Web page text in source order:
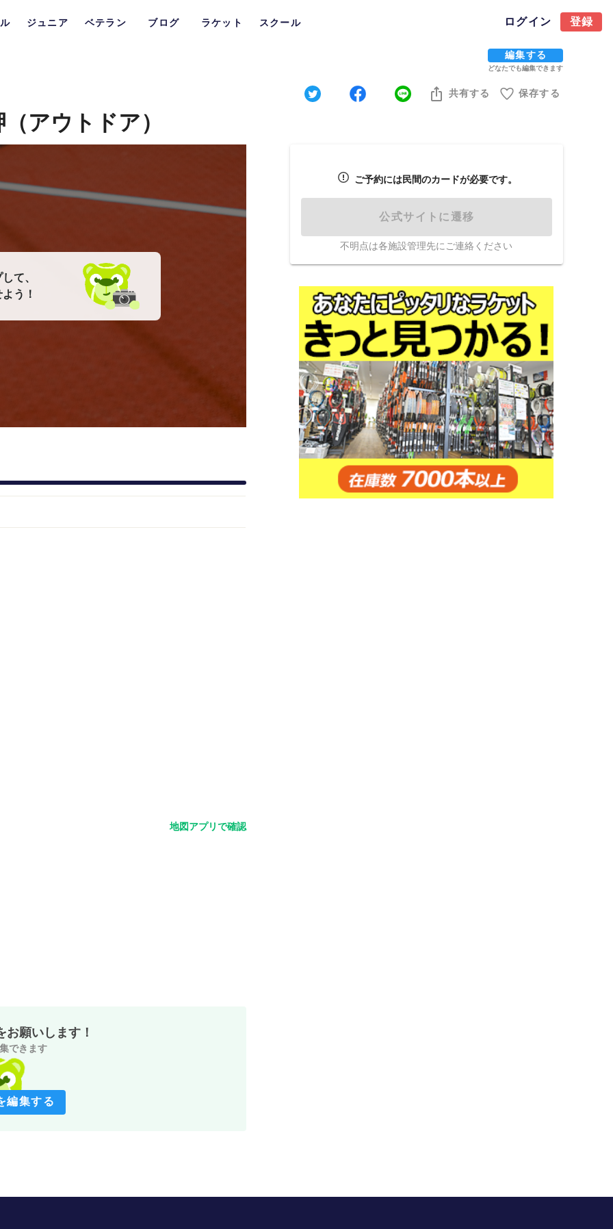
ジュニア ベテラン ブログ ラケット スクール ログイン 登録
編集する
どなたでも編集できます
共有する 保存する
アウトドア）
て、
う！
地図アプリで確認
お願いします！
できます
編集する
ご予約には民間のカードが必要です。
公式サイトに遷移
不明点は各施設管理先にご連絡ください